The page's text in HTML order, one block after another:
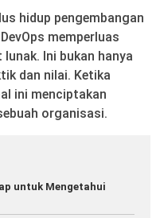
hidup pengembangan
memperluas
Ini bukan hanya
dan nilai. Ketika
ini menciptakan
organisasi.
untuk Mengetahui